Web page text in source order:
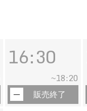
16:30
~18:20
販売終了